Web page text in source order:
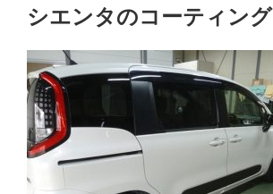
稿
日:
シエンタのコーティング